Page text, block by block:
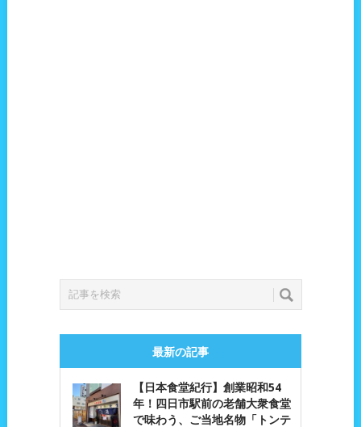
最新の記事
【日本食堂紀行】創業昭和54
年！四日市駅前の老舗大衆食堂
で味わう、ご当地名物「トンテ